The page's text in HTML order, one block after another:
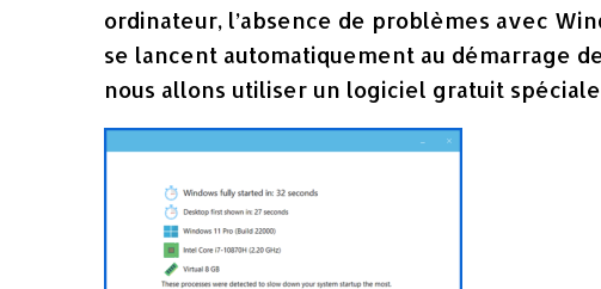
ordinateur, l’absence de problèmes avec
se lancent automatiquement au démarrage
nous allons utiliser un logiciel gratuit